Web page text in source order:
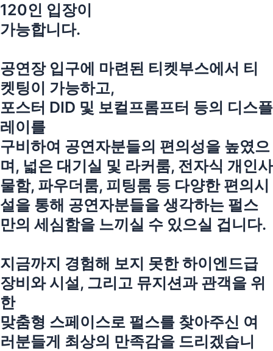
120인 입장이
가능합니다.
공연장 입구에 마련된 티켓부스에서 티
켓팅이 가능하고,
포스터 DID 및 보컬프롬프터 등의 디스플
레이를
구비하여 공연자분들의 편의성을 높였으
며, 넓은 대기실 및 라커룸, 전자식 개인사
물함, 파우더룸, 피팅룸 등 다양한 편의시
설을 통해 공연자분들을 생각하는 펄스
만의 세심함을 느끼실 수 있으실 겁니다.
지금까지 경험해 보지 못한 하이엔드급
장비와 시설, 그리고 뮤지션과 관객을 위
한
맞춤형 스페이스로 펄스를 찾아주신 여
러분들게 최상의 만족감을 드리겠습니